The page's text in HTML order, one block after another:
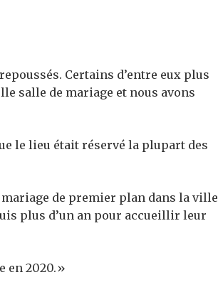
Certains d’entre eux plus
salle de mariage et nous avons
le lieu était réservé la plupart des
mariage de premier plan dans la ville
plus d’un an pour accueillir leur
en 2020.»